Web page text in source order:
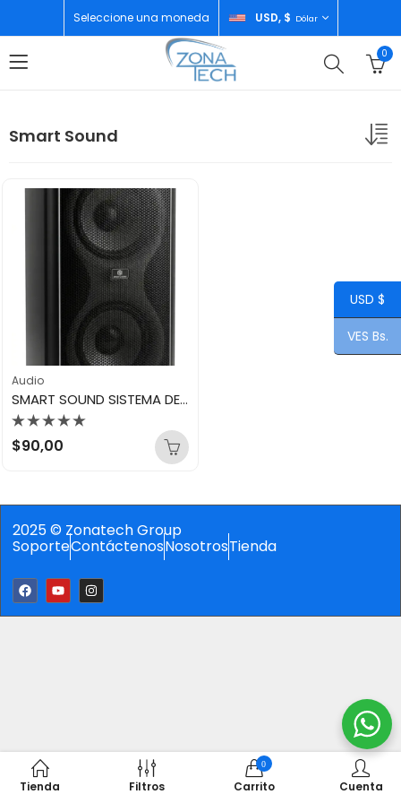
Seleccione una moneda USD, $ Dólar
0
Smart Sound
Audio
SMART SOUND SISTEMA DE AUDIO 8X2 1000W ZT-8833TW
Valorado
con
$90,00
2025 © Zonatech Group
SoporteContáctenosNosotrosTienda
Tienda Filtros
0
Carrito Cuenta
USD $
VES Bs.